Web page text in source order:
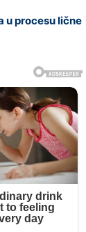
u procesu lične